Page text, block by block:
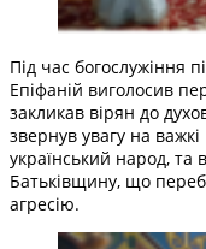
Під час богослужіння
Епіфаній виголосив
закликав вірян до
звернув увагу на
український народ, та
Батьківщину, що
агресію.